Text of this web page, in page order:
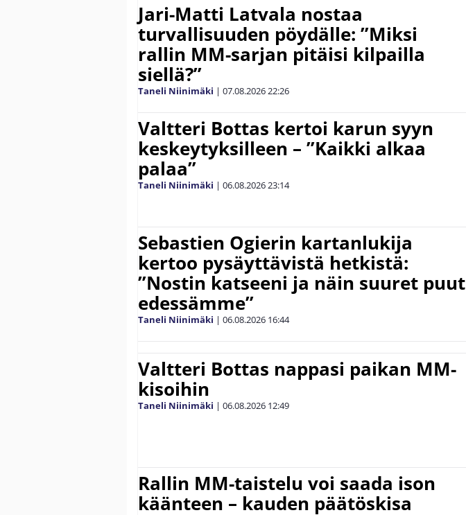
Jari-Matti Latvala nostaa
turvallisuuden pöydälle: ”Miksi
rallin MM-sarjan pitäisi kilpailla
siellä?”
Taneli Niinimäki | 07.08.202622:26
Valtteri Bottas kertoi karun syyn
keskeytyksilleen – ”Kaikki alkaa
palaa”
Taneli Niinimäki | 06.08.202623:14
Sebastien Ogierin kartanlukija
kertoo pysäyttävistä hetkistä:
”Nostin katseeni ja näin suuret puut
edessämme”
Taneli Niinimäki | 06.08.2026 16:44
Valtteri Bottas nappasi paikan MM-
kisoihin
Taneli Niinimäki | 06.08.2026 12:49
Rallin MM-taistelu voi saada ison
käänteen – kauden päätöskisa